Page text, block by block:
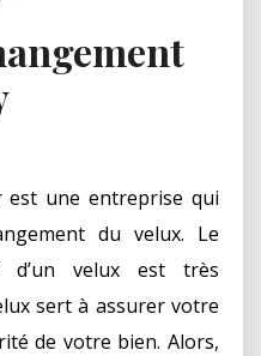
est une entreprise qui
du velux. Le
d’un velux est très
sert à assurer votre
de votre bien. Alors,